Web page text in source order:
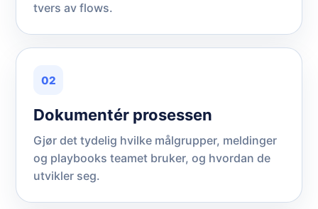
tvers av flows.
02
Dokumentér prosessen
Gjør det tydelig hvilke målgrupper, meldinger
og playbooks teamet bruker, og hvordan de
utvikler seg.